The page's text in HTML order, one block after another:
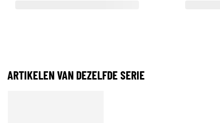
ARTIKELEN VAN DEZELFDE SERIE